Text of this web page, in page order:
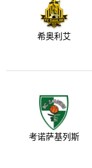
希奥利艾
考诺萨基列斯